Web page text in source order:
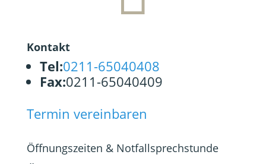
Kontakt
Tel:0211-65040408
Fax:0211-65040409
Termin vereinbaren
Öffnungszeiten & Notfallsprechstunde